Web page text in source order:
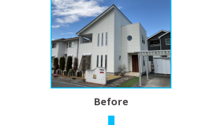
Before